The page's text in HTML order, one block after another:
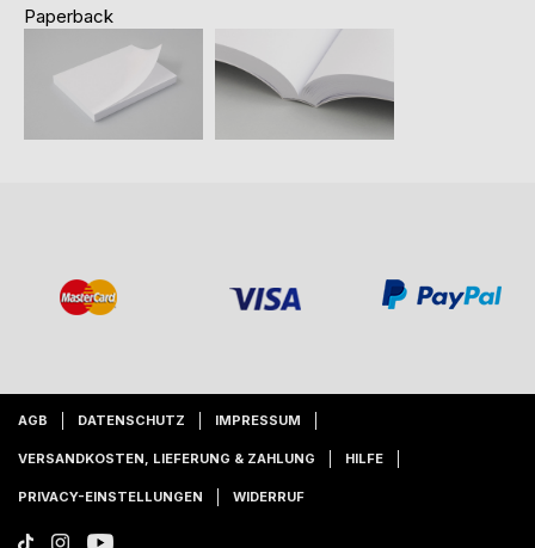
Paperback
AGB DATENSCHUTZ IMPRESSUM
VERSANDKOSTEN, LIEFERUNG & ZAHLUNG HILFE
PRIVACY-EINSTELLUNGEN WIDERRUF